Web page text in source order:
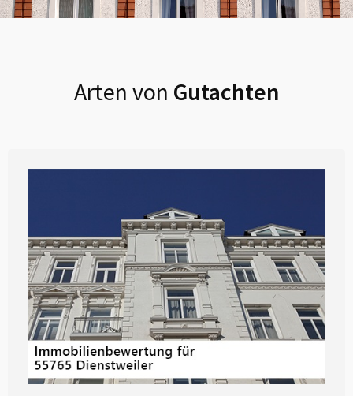
Arten von Gutachten